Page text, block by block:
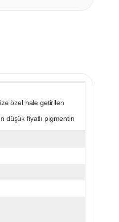
özel hale getirilen
düşük fiyatlı pigmentin